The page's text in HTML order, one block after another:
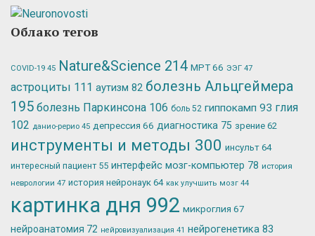
Облако тегов
COVID-19 45 Nature&Science 214 МРТ66 ЭЭГ 47
астроциты 111 аутизм 82 болезнь Альцгеймера
195 болезнь Паркинсона 106 боль 52 гиппокамп 93 глия
102 данио-рерио 45 депрессия 66 диагностика 75 зрение 62
инструменты и методы 300 инсульт 64
интересный пациент 55 интерфейс мозг-компьютер 78 история
неврологии 47 история нейронаук 64 как улучшить мозг 44
картинка дня 992 микроглия 67
нейроанатомия 72 нейровизуализация 41 нейрогенетика 83